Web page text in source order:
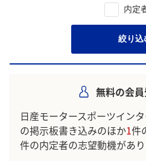
内定
絞り込
無料の会
日産モータースポーツイン
の掲示板書き込みのほか1件
件の内定者の志望動機があり